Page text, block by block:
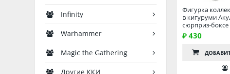
Фигурка
в кигуруми
сюрприз-
₽ 430
Infinity
Warhammer
Magic the Gathering
Другие ККИ